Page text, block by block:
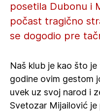
posetila Dubonu i
počast tragično
se dogodio pre
Naš klub je kao što
godine ovim gestom
uvek uz svoj narod i
Svetozar Mijailović